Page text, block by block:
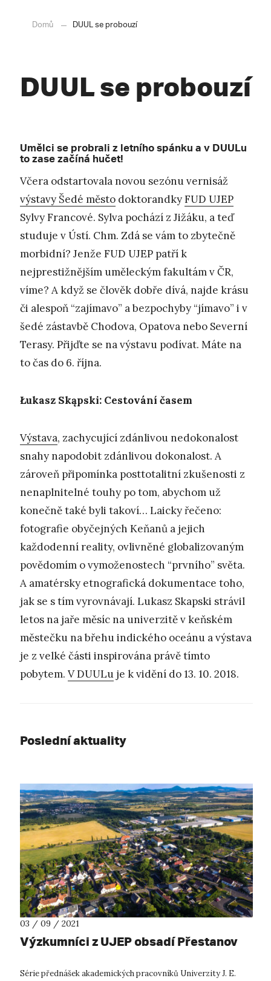
Domů DUUL se probouzí
DUUL se probouzí
Umělci se probrali z letního spánku a v DUULu
to zase začíná hučet!
Včera odstartovala novou sezónu vernisáž
výstavy Šedé město doktorandkyFUD UJEP
Sylvy Francové. Sylva pochází z Jižáku, a teď
studuje v Ústí. Chm. Zdá se vám to zbytečně
morbidní? Jenže FUD UJEP patří k
nejprestižnějším uměleckým fakultám v ČR,
víme? A když se člověk dobře dívá, najde krásu
či alespoň “zajímavo” a bezpochyby “jímavo” i v
šedé zástavbě Chodova, Opatova nebo Severní
Terasy. Přijďte se na výstavu podívat. Máte na
to čas do 6. října.
Łukasz Skąpski: Cestování časem
Výstava, zachycující zdánlivou nedokonalost
snahy napodobit zdánlivou dokonalost. A
zároveň připomínka posttotalitní zkušenosti z
nenaplnitelné touhy po tom, abychom už
konečně také byli takoví… Laicky řečeno:
fotografie obyčejných Keňanů a jejich
každodenní reality, ovlivněné globalizovaným
povědomím o vymoženostech “prvního” světa.
A amatérsky etnografická dokumentace toho,
jak se s tím vyrovnávají. Lukasz Skapski strávil
letos na jaře měsíc na univerzitě v keňském
městečku na břehu indického oceánu a výstava
je z velké části inspirována právě tímto
pobytem. V DUULu je k vidění do 13. 10. 2018.
Poslední aktuality
03 / 09 / 2021
Výzkumníci z UJEP obsadí Přestanov
Série přednášek akademických pracovníků Univerzity J. E.